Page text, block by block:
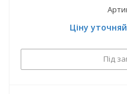
Ціну
Під